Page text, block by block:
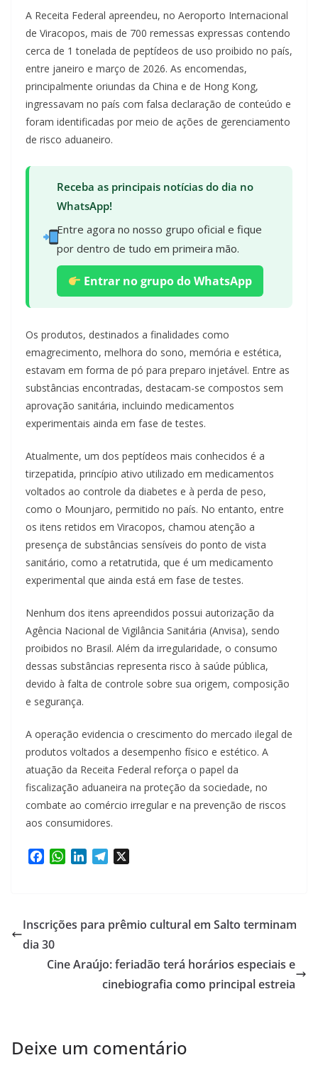
A Receita Federal apreendeu, no Aeroporto Internacional
de Viracopos, mais de 700 remessas expressas contendo
cerca de 1 tonelada de peptídeos de uso proibido no país,
entre janeiro e março de 2026. As encomendas,
principalmente oriundas da China e de Hong Kong,
ingressavam no país com falsa declaração de conteúdo e
foram identificadas por meio de ações de gerenciamento
de risco aduaneiro.
Receba as principais notícias do dia no
WhatsApp!
Entre agora no nosso grupo oficial e fique
por dentro de tudo em primeira mão.
Entrar no grupo do WhatsApp
Os produtos, destinados a finalidades como
emagrecimento, melhora do sono, memória e estética,
estavam em forma de pó para preparo injetável. Entre as
substâncias encontradas, destacam-se compostos sem
aprovação sanitária, incluindo medicamentos
experimentais ainda em fase de testes.
Atualmente, um dos peptídeos mais conhecidos é a
tirzepatida, princípio ativo utilizado em medicamentos
voltados ao controle da diabetes e à perda de peso,
como o Mounjaro, permitido no país. No entanto, entre
os itens retidos em Viracopos, chamou atenção a
presença de substâncias sensíveis do ponto de vista
sanitário, como a retatrutida, que é um medicamento
experimental que ainda está em fase de testes.
Nenhum dos itens apreendidos possui autorização da
Agência Nacional de Vigilância Sanitária (Anvisa), sendo
proibidos no Brasil. Além da irregularidade, o consumo
dessas substâncias representa risco à saúde pública,
devido à falta de controle sobre sua origem, composição
e segurança.
A operação evidencia o crescimento do mercado ilegal de
produtos voltados a desempenho físico e estético. A
atuação da Receita Federal reforça o papel da
fiscalização aduaneira na proteção da sociedade, no
combate ao comércio irregular e na prevenção de riscos
aos consumidores.
b
o
o
k
W
s
A
p
e
d
n
g
r
m
Inscrições para prêmio cultural em Salto terminam
dia 30
Cine Araújo: feriadão terá horários especiais e
cinebiografia como principal estreia
Deixe um comentário